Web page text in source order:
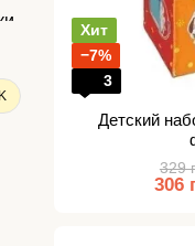
Хит
−7%
3
Детский
329
306